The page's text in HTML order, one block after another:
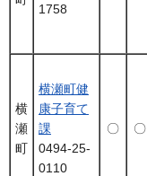
1758
横
瀬
町
横瀬町健
康子育て
課
0494-25-
0110
〇 〇